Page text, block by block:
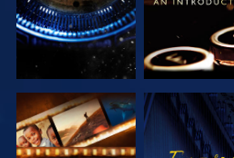
СМОТРЕТЬ